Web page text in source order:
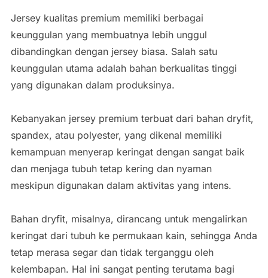
Jersey kualitas premium memiliki berbagai
keunggulan yang membuatnya lebih unggul
dibandingkan dengan jersey biasa. Salah satu
keunggulan utama adalah bahan berkualitas tinggi
yang digunakan dalam produksinya.
Kebanyakan jersey premium terbuat dari bahan dryfit,
spandex, atau polyester, yang dikenal memiliki
kemampuan menyerap keringat dengan sangat baik
dan menjaga tubuh tetap kering dan nyaman
meskipun digunakan dalam aktivitas yang intens.
Bahan dryfit, misalnya, dirancang untuk mengalirkan
keringat dari tubuh ke permukaan kain, sehingga Anda
tetap merasa segar dan tidak terganggu oleh
kelembapan. Hal ini sangat penting terutama bagi